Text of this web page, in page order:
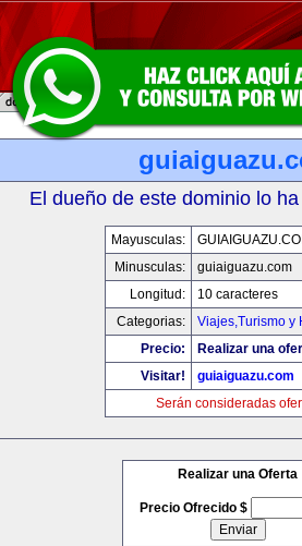
El dueño de este dominio lo
Mayusculas:
Minusculas:
guiaiguazu.com
Longitud:
10 caracteres
Categorias:
Viajes,Turismo y
Precio:
Realizar una
Visitar!
guiaiguazu.com
Serán consideradas
Realizar una Oferta
Precio Ofrecido $